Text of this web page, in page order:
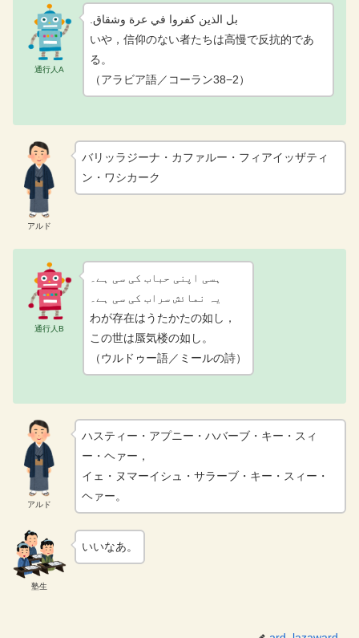
通行人A
بل الذين كفروا في عرة وشقاق.‏
いや，信仰のない者たちは高慢で反抗的であ
る。
（アラビア語／コーラン38−2）
アルド
バリッラジーナ・カファルー・フィアイッザティ
ン・ワシカーク
通行人B
ہسی اپنی حباب کی سی ہے۔
یہ نمائش سراب کی سی ہے۔
わが存在はうたかたの如し，
この世は蜃気楼の如し。
（ウルドゥー語／ミールの詩）
アルド
ハスティー・アプニー・ハバーブ・キー・スィ
ー・ヘァー，
イェ・ヌマーイシュ・サラーブ・キー・スィー・
ヘァー。
塾生
いいなあ。